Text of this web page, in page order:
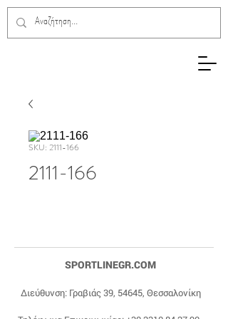
SKU: 2111-166
2111-166
SPORTLINEGR.COM
Διεύθυνση: Γραβιάς 39, 54645, Θεσσαλονίκη